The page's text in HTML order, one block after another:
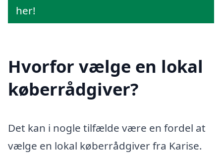
her!
Hvorfor vælge en lokal
køberrådgiver?
Det kan i nogle tilfælde være en fordel at
vælge en lokal køberrådgiver fra Karise.